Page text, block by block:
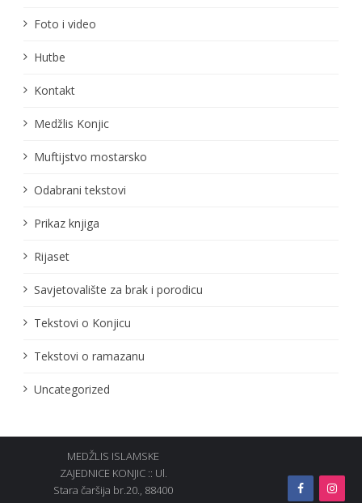
Foto i video
Hutbe
Kontakt
Medžlis Konjic
Muftijstvo mostarsko
Odabrani tekstovi
Prikaz knjiga
Rijaset
Savjetovalište za brak i porodicu
Tekstovi o Konjicu
Tekstovi o ramazanu
Uncategorized
MEDŽLIS ISLAMSKE
ZAJEDNICE KONJIC :: Ul.
Stara čaršija br.20., 88400